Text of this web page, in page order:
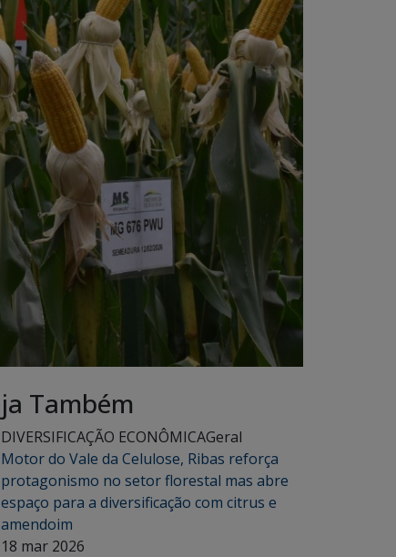
Também
DIVERSIFICAÇÃO ECONÔMICAGeral
Motor do Vale da Celulose, Ribas reforça
protagonismo no setor florestal mas abre
espaço para a diversificação com citrus e
amendoim
18 mar 2026